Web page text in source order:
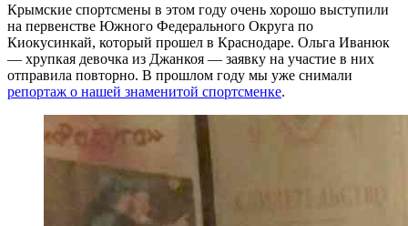
Крымские спортсмены в этом году очень хорошо выступили
на первенстве Южного Федерального Округа по
Киокусинкай, который прошел в Краснодаре. Ольга Иванюк
— хрупкая девочка из Джанкоя — заявку на участие в них
отправила повторно. В прошлом году мы уже снимали
репортаж о нашей знаменитой спортсменке.